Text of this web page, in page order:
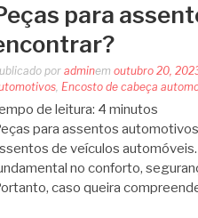
para
por adminem outubro 20,
, Encosto de cabeça
de leitura: 4 minutos
para assentos
de veículos
no conforto,
caso queira